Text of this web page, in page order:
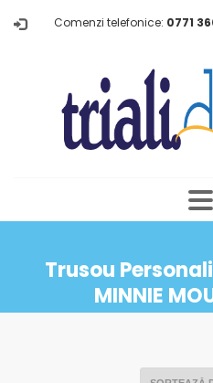
Comenzi telefonice: 0771
Trusou
MINNIE